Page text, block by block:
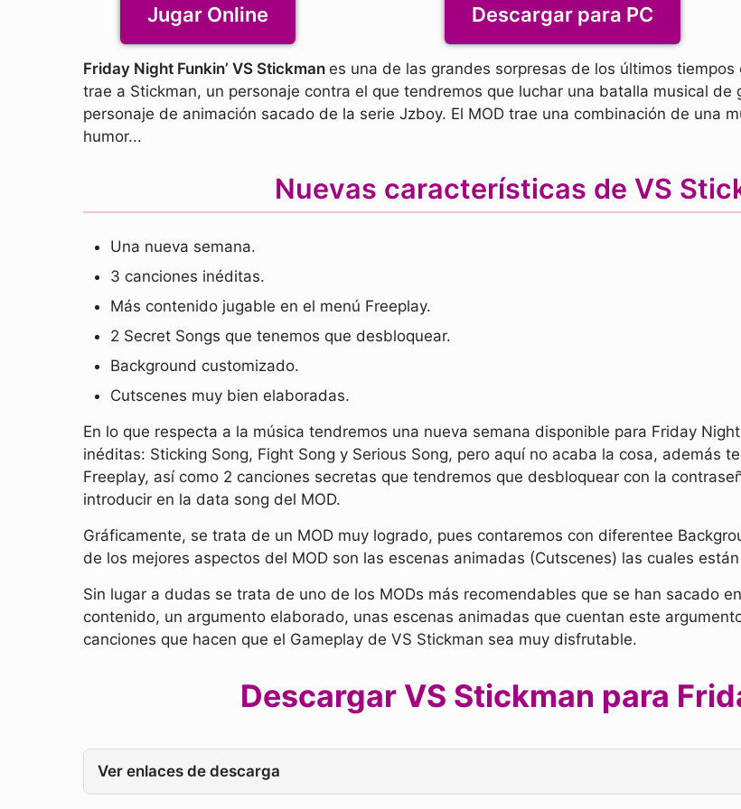
Jugar Online Descargar para PC
Friday Night Funkin’ VS Stickman es una de las grandes sorpresas de los últimos
trae a Stickman, un personaje contra el que tendremos que luchar una batalla musical
personaje de animación sacado de la serie Jzboy. El MOD trae una combinación de una
humor...
Nuevas características de VS
Una nueva semana.
3 canciones inéditas.
Más contenido jugable en el menú Freeplay.
2 Secret Songs que tenemos que desbloquear.
Background customizado.
Cutscenes muy bien elaboradas.
En lo que respecta a la música tendremos una nueva semana disponible para Friday
inéditas: Sticking Song, Fight Song y Serious Song, pero aquí no acaba la cosa, además
Freeplay, así como 2 canciones secretas que tendremos que desbloquear con la
introducir en la data song del MOD.
Gráficamente, se trata de un MOD muy logrado, pues contaremos con diferentee
de los mejores aspectos del MOD son las escenas animadas (Cutscenes) las cuales
Sin lugar a dudas se trata de uno de los MODs más recomendables que se han sacado
contenido, un argumento elaborado, unas escenas animadas que cuentan este
canciones que hacen que el Gameplay de VS Stickman sea muy disfrutable.
Descargar VS Stickman para
Ver enlaces de descarga